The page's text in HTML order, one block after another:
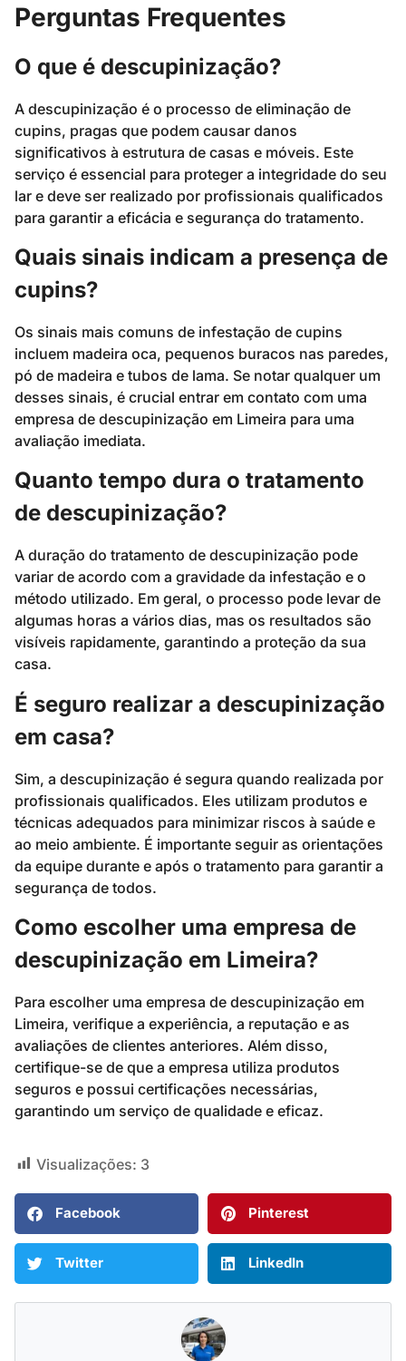
Perguntas Frequentes
O que é descupinização?
A descupinização é o processo de eliminação de
cupins, pragas que podem causar danos
significativos à estrutura de casas e móveis. Este
serviço é essencial para proteger a integridade do seu
lar e deve ser realizado por profissionais qualificados
para garantir a eficácia e segurança do tratamento.
Quais sinais indicam a presença de
cupins?
Os sinais mais comuns de infestação de cupins
incluem madeira oca, pequenos buracos nas paredes,
pó de madeira e tubos de lama. Se notar qualquer um
desses sinais, é crucial entrar em contato com uma
empresa de descupinização em Limeira para uma
avaliação imediata.
Quanto tempo dura o tratamento
de descupinização?
A duração do tratamento de descupinização pode
variar de acordo com a gravidade da infestação e o
método utilizado. Em geral, o processo pode levar de
algumas horas a vários dias, mas os resultados são
visíveis rapidamente, garantindo a proteção da sua
casa.
É seguro realizar a descupinização
em casa?
Sim, a descupinização é segura quando realizada por
profissionais qualificados. Eles utilizam produtos e
técnicas adequados para minimizar riscos à saúde e
ao meio ambiente. É importante seguir as orientações
da equipe durante e após o tratamento para garantir a
segurança de todos.
Como escolher uma empresa de
descupinização em Limeira?
Para escolher uma empresa de descupinização em
Limeira, verifique a experiência, a reputação e as
avaliações de clientes anteriores. Além disso,
certifique-se de que a empresa utiliza produtos
seguros e possui certificações necessárias,
garantindo um serviço de qualidade e eficaz.
Visualizações: 3
Facebook Pinterest
Twitter LinkedIn